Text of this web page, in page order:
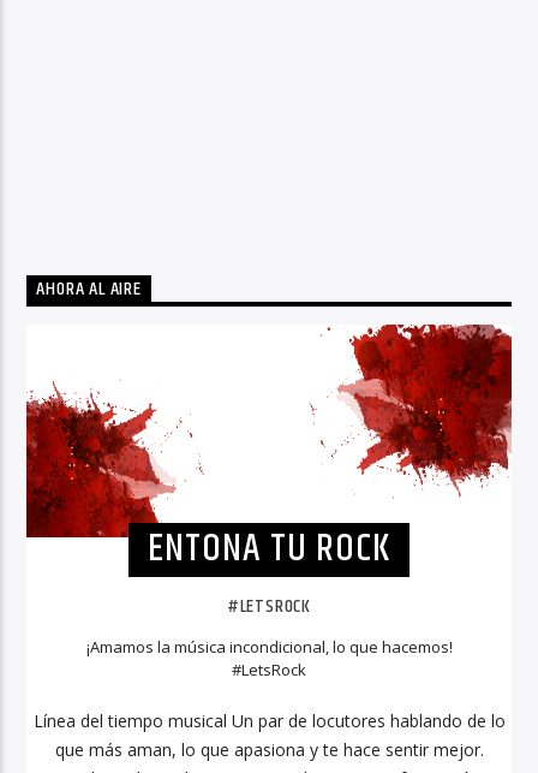
AHORA AL AIRE
ENTONA TU ROCK
#LETSROCK
¡Amamos la música incondicional, lo que hacemos!
#LetsRock
Línea del tiempo musical Un par de locutores hablando de lo
que más aman, lo que apasiona y te hace sentir mejor.